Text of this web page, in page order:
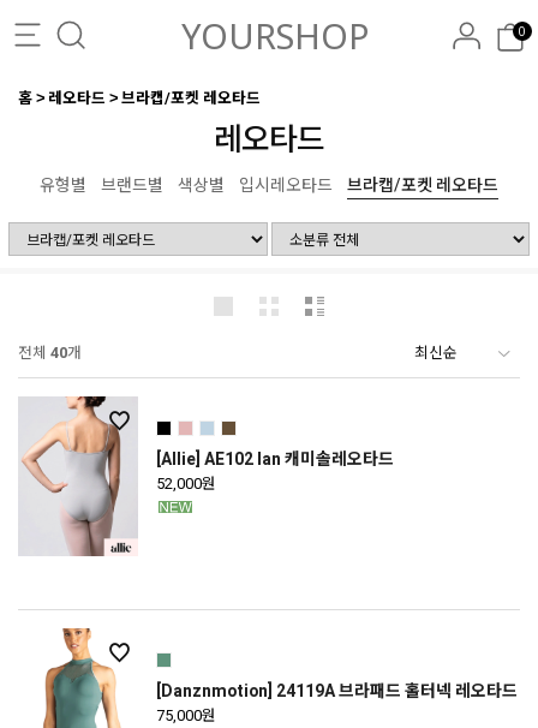
YOURSHOP 0
홈 레오타드 브라캡/포켓 레오타드
레오타드
유형별 브랜드별 색상별 입시레오타드 브라캡/포켓 레오타드
전체 40개
[Allie] AE102 Ian 캐미솔레오타드
52,000원
[Danznmotion] 24119A 브라패드 홀터넥 레오타드
75,000원